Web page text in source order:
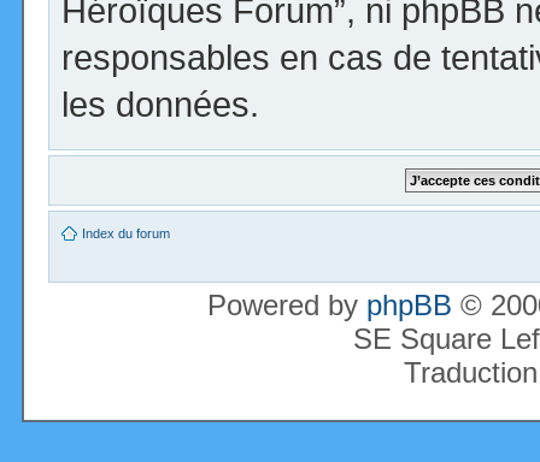
Héroïques Forum”, ni phpBB
responsables en cas de
les données.
Index du forum
Powered by phpBB ©
SE Square